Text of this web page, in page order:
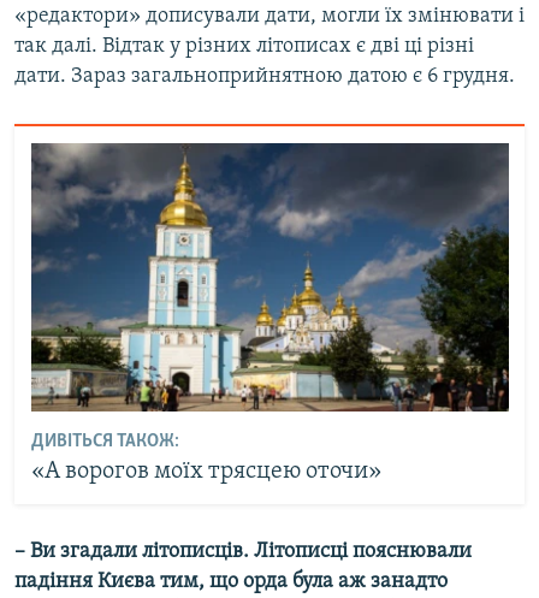
«редактори» дописували дати, могли їх змінювати і
так далі. Відтак у різних літописах є дві ці різні
дати. Зараз загальноприйнятною датою є 6 грудня.
ДИВІТЬСЯ ТАКОЖ:
«А ворогов моїх трясцею оточи»
– Ви згадали літописців. Літописці пояснювали
падіння Києва тим, що орда була аж занадто